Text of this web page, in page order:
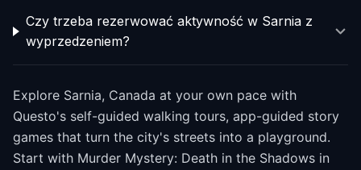
Czy trzeba rezerwować aktywność w Sarnia z
wyprzedzeniem?
Explore Sarnia, Canada at your own pace with
Questo's self-guided walking tours, app-guided story
games that turn the city's streets into a playground.
Start with Murder Mystery: Death in the Shadows in